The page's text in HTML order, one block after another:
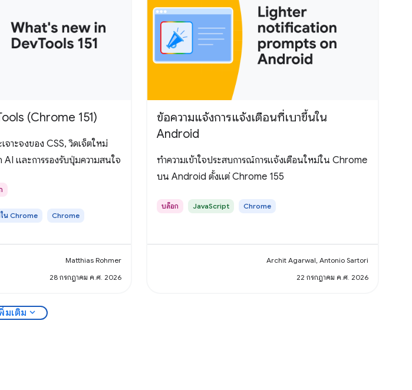
(Chrome 151)
จาะจงของ CSS, วิดเจ็ตใหม่
AI และการรองรับปุ่มความสนใจ
น Chrome Chrome
Matthias Rohmer
28 กรกฎาคม ค.ศ. 2026
ข้อความแจ้งการแจ้งเตือนที่เบาขึ้นใน
Android
ทำความเข้าใจประสบการณ์การแจ้งเตือนใหม่ใน Chrome
บน Android ตั้งแต่ Chrome 155
บล็อก JavaScript Chrome
Archit Agarwal, Antonio Sartori
22 กรกฎาคม ค.ศ. 2026
มเติม expand_more